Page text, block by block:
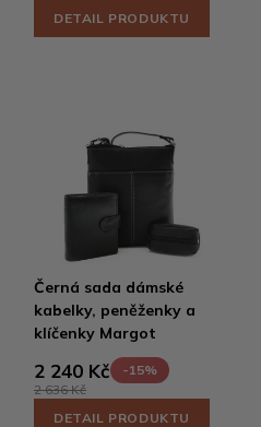
DETAIL PRODUKTU
Černá sada dámské
kabelky, peněženky a
klíčenky Margot
2 240 Kč
-15%
2 636 Kč
DETAIL PRODUKTU